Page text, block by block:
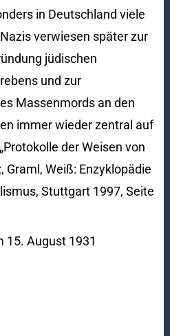
in Deutschland viele
verwiesen später zur
jüdischen
und zur
Massenmords an den
immer wieder zentral auf
der Weisen von
Graml, Weiß: Enzyklopädie
Stuttgart 1997, Seite
15. August 1931